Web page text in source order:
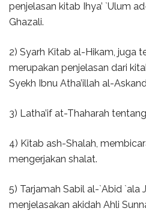
penjelasan kitab Ihya’ `Ulum
Ghazali.
2) Syarh Kitab al-Hikam, juga
merupakan penjelasan dari
Syekh Ibnu Atha’illah al-
3) Latha’if at-Thaharah
4) Kitab ash-Shalah,
mengerjakan shalat.
5) Tarjamah Sabil al-`Abid `ala
menjelasakan akidah Ahli